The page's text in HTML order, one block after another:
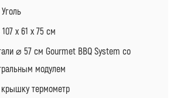
x 61 x 75 см
⌀ 57 см Gourmet BBQ System со
модулем
термометр